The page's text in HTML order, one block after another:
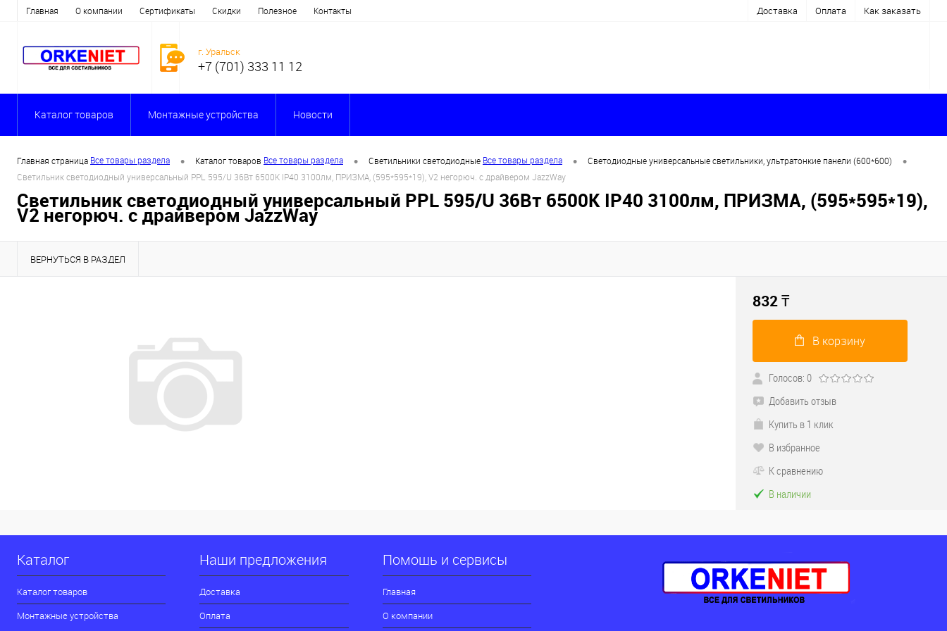
Главная О компании Сертификаты Скидки Полезное Контакты Доставка Оплата Как заказать
г. Уральск
+7 (701) 333 11 12
Каталог товаров Монтажные устройства Новости
Главная страница Все товары раздела • Каталог товаров Все товары раздела • Светильники светодиодные Все товары раздела • Светодиодные универсальные светильники, ультратонкие панели (600*600) •
Светильник светодиодный универсальный PPL 595/U 36Вт 6500К IP40 3100лм, ПРИЗМА, (595*595*19), V2 негорюч. с драйвером JazzWay
Светильник светодиодный универсальный PPL 595/U 36Вт 6500К IP40 3100лм, ПРИЗМА, (595*595*19),
V2 негорюч. с драйвером JazzWay
ВЕРНУТЬСЯ В РАЗДЕЛ
832₸
В корзину
Голосов: 0
Добавить отзыв
Купить в 1 клик
В избранное
К сравнению
В наличии
Каталог
Каталог товаров
Монтажные устройства
Наши предложения
Доставка
Оплата
Помощь и сервисы
Главная
О компании